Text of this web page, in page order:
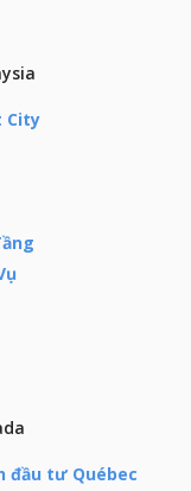
City
đầu tư Québec